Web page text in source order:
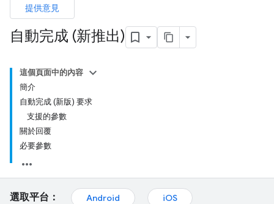
提供意見
自動完成 (新推出)
這個頁面中的內容
簡介
自動完成 (新版) 要求
支援的參數
關於回覆
必要參數
選取平台： Android
iOS